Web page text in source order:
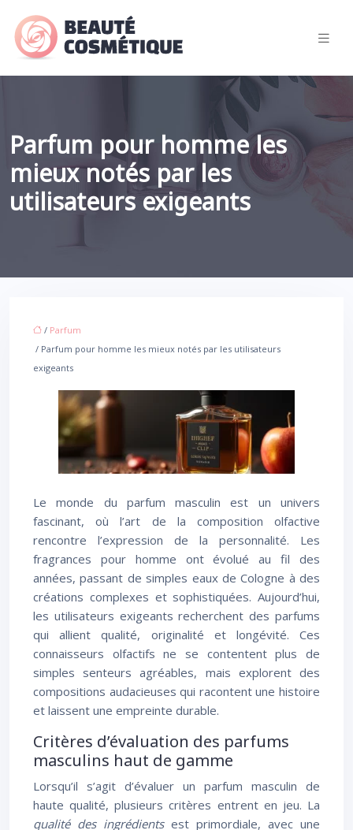
Parfum pour homme les
mieux notés par les
utilisateurs exigeants
/ Parfum
/ Parfum pour homme les mieux notés par les utilisateurs
exigeants
Le monde du parfum masculin est un univers
fascinant, où l’art de la composition olfactive
rencontre l’expression de la personnalité. Les
fragrances pour homme ont évolué au fil des
années, passant de simples eaux de Cologne à des
créations complexes et sophistiquées. Aujourd’hui,
les utilisateurs exigeants recherchent des parfums
qui allient qualité, originalité et longévité. Ces
connaisseurs olfactifs ne se contentent plus de
simples senteurs agréables, mais explorent des
compositions audacieuses qui racontent une histoire
et laissent une empreinte durable.
Critères d’évaluation des parfums
masculins haut de gamme
Lorsqu’il s’agit d’évaluer un parfum masculin de
haute qualité, plusieurs critères entrent en jeu. La
qualité des ingrédients est primordiale, avec une